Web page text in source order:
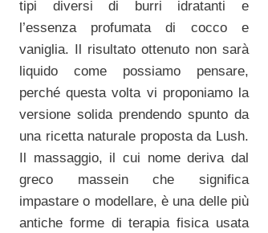
tipi diversi di burri idratanti e
l’essenza profumata di cocco e
vaniglia. Il risultato ottenuto non sarà
liquido come possiamo pensare,
perché questa volta vi proponiamo la
versione solida prendendo spunto da
una ricetta naturale proposta da Lush.
Il massaggio, il cui nome deriva dal
greco massein che significa
impastare o modellare, è una delle più
antiche forme di terapia fisica usata